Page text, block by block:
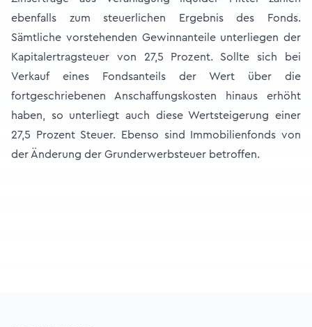
ebenfalls zum steuerlichen Ergebnis des Fonds.
Sämtliche vorstehenden Gewinnanteile unterliegen der
Kapitalertragsteuer von 27,5 Prozent. Sollte sich bei
Verkauf eines Fondsanteils der Wert über die
fortgeschriebenen Anschaffungskosten hinaus erhöht
haben, so unterliegt auch diese Wertsteigerung einer
27,5 Prozent Steuer. Ebenso sind Immobilienfonds von
der Änderung der Grunderwerbsteuer betroffen.